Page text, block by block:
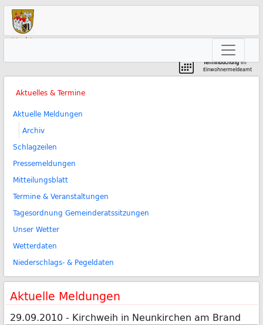
Markt
Terminbuchungim
Einwohnermeldeamt
Aktuelles & Termine
Aktuelle Meldungen
Archiv
Schlagzeilen
Pressemeldungen
Mitteilungsblatt
Termine & Veranstaltungen
Tagesordnung Gemeinderatssitzungen
Unser Wetter
Wetterdaten
Niederschlags- & Pegeldaten
Aktuelle Meldungen
29.09.2010 - Kirchweih in Neunkirchen am Brand